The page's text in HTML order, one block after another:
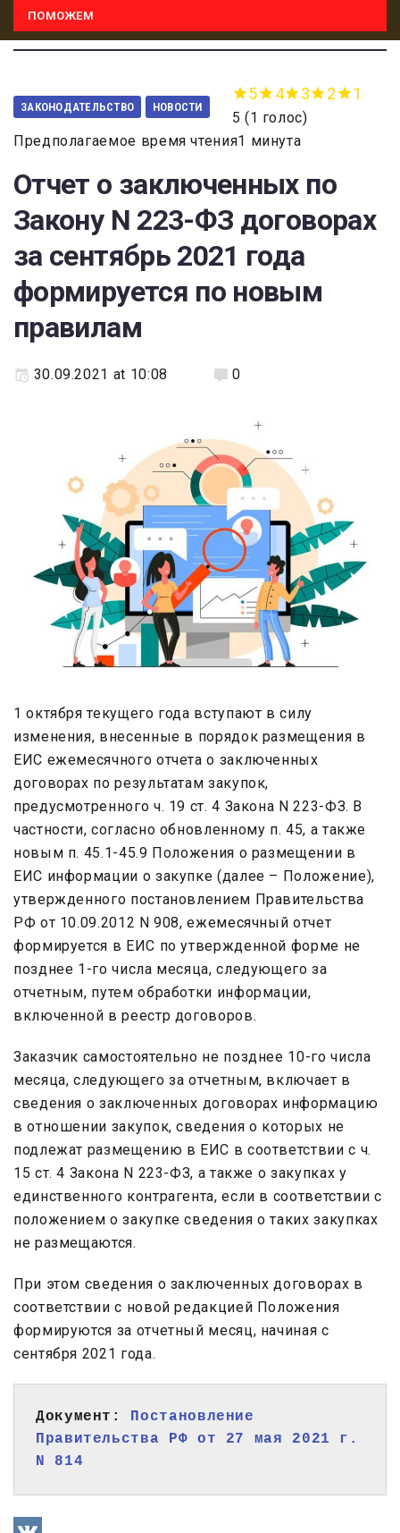
ПОМОЖЕМ
ЗАКОНОДАТЕЛЬСТВО НОВОСТИ
5 4 3 2 1
5 (1 голос)
Предполагаемое время чтения1 минута
Отчет о заключенных по
Закону N 223-ФЗ договорах
за сентябрь 2021 года
формируется по новым
правилам
30.09.2021 at 10:08 0
1 октября текущего года вступают в силу
изменения, внесенные в порядок размещения в
ЕИС ежемесячного отчета о заключенных
договорах по результатам закупок,
предусмотренного ч. 19 ст. 4 Закона N 223-ФЗ. В
частности, согласно обновленному п. 45, а также
новым п. 45.1-45.9 Положения о размещении в
ЕИС информации о закупке (далее – Положение),
утвержденного постановлением Правительства
РФ от 10.09.2012 N 908, ежемесячный отчет
формируется в ЕИС по утвержденной форме не
позднее 1-го числа месяца, следующего за
отчетным, путем обработки информации,
включенной в реестр договоров.
Заказчик самостоятельно не позднее 10-го числа
месяца, следующего за отчетным, включает в
сведения о заключенных договорах информацию
в отношении закупок, сведения о которых не
подлежат размещению в ЕИС в соответствии с ч.
15 ст. 4 Закона N 223-ФЗ, а также о закупках у
единственного контрагента, если в соответствии с
положением о закупке сведения о таких закупках
не размещаются.
При этом сведения о заключенных договорах в
соответствии с новой редакцией Положения
формируются за отчетный месяц, начиная с
сентября 2021 года.
Документ: Постановление
Правительства РФ от 27 мая 2021 г.
N 814